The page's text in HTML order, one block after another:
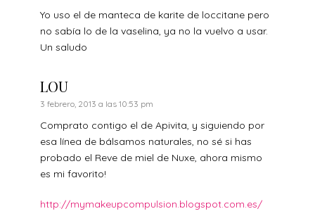
Yo uso el de manteca de karite de loccitane pero
no sabía lo de la vaselina, ya no la vuelvo a usar.
Un saludo
LOU
3 febrero, 2013 a las 10:53 pm
Comprato contigo el de Apivita, y siguiendo por
esa línea de bálsamos naturales, no sé si has
probado el Reve de miel de Nuxe, ahora mismo
es mi favorito!
http://mymakeupcompulsion.blogspot.com.es/